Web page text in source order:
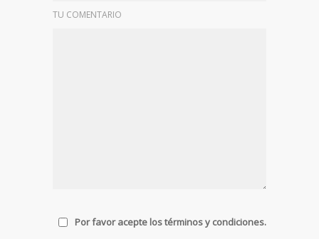
TU COMENTARIO
Por favor acepte los términos y condiciones.